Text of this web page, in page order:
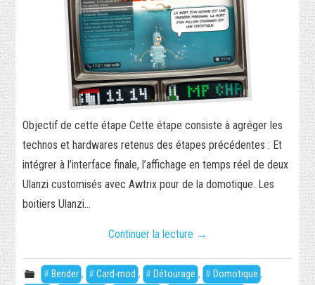
Objectif de cette étape Cette étape consiste à agréger les
technos et hardwares retenus des étapes précédentes : Et
intégrer à l’interface finale, l’affichage en temps réel de deux
Ulanzi customisés avec Awtrix pour de la domotique. Les
boitiers Ulanzi…
Continuer la lecture →
Bender , Card-mod , Détourage , Domotique ,